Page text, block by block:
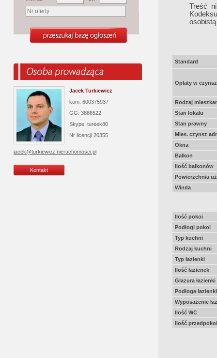
Jacek Turkiewicz
kom: 600375937
GG: 3886522
Skype: tureek80
Nr licencji 20355
jacek@turkiewicz.nieruchomosci.pl
Kontakt
Treść
Standard
Opłaty w
Rodzaj
Stan lokalu
Stan prawny
Mies. czynsz
Okna
Balkon
Ilość balkonów
Powierzchnia
Winda
Ilość pokoi
Podłogi pokoi
Typ kuchni
Rodzaj kuchni
Typ łazienki
Ilość łazienek
Glazura łazienki
Podłoga łazienki
Wyposażenie
Ilość WC
Ilość przedpokoi